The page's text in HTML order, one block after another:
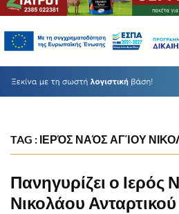
TAG : ΙΕΡΌΣ ΝΑΌΣ ΑΓΊΟΥ
Πανηγυρίζει ο Ιερός
Νικολάου Ανταρτικού